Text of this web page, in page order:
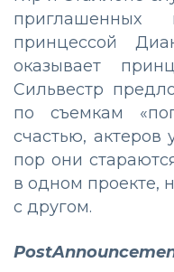
принцессой
оказывает
Сильвестр
по съемкам
счастью, актеров
пор они
в одном проекте,
с другом.